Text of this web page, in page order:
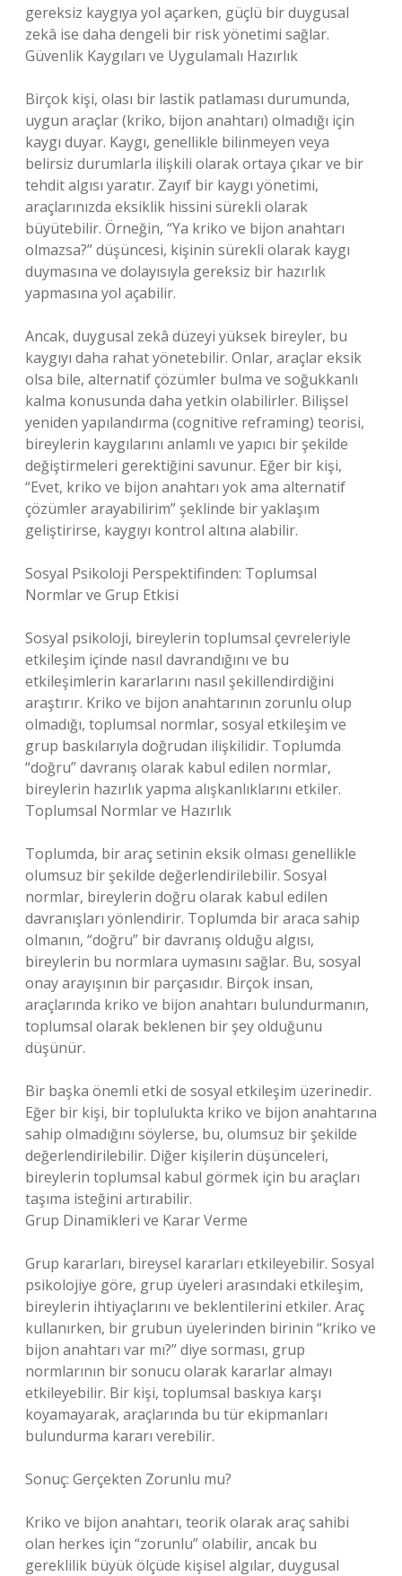
gereksiz kaygıya yol açarken, güçlü bir duygusal
zekâ ise daha dengeli bir risk yönetimi sağlar.
Güvenlik Kaygıları ve Uygulamalı Hazırlık
Birçok kişi, olası bir lastik patlaması durumunda,
uygun araçlar (kriko, bijon anahtarı) olmadığı için
kaygı duyar. Kaygı, genellikle bilinmeyen veya
belirsiz durumlarla ilişkili olarak ortaya çıkar ve bir
tehdit algısı yaratır. Zayıf bir kaygı yönetimi,
araçlarınızda eksiklik hissini sürekli olarak
büyütebilir. Örneğin, “Ya kriko ve bijon anahtarı
olmazsa?” düşüncesi, kişinin sürekli olarak kaygı
duymasına ve dolayısıyla gereksiz bir hazırlık
yapmasına yol açabilir.
Ancak, duygusal zekâ düzeyi yüksek bireyler, bu
kaygıyı daha rahat yönetebilir. Onlar, araçlar eksik
olsa bile, alternatif çözümler bulma ve soğukkanlı
kalma konusunda daha yetkin olabilirler. Bilişsel
yeniden yapılandırma (cognitive reframing) teorisi,
bireylerin kaygılarını anlamlı ve yapıcı bir şekilde
değiştirmeleri gerektiğini savunur. Eğer bir kişi,
“Evet, kriko ve bijon anahtarı yok ama alternatif
çözümler arayabilirim” şeklinde bir yaklaşım
geliştirirse, kaygıyı kontrol altına alabilir.
Sosyal Psikoloji Perspektifinden: Toplumsal
Normlar ve Grup Etkisi
Sosyal psikoloji, bireylerin toplumsal çevreleriyle
etkileşim içinde nasıl davrandığını ve bu
etkileşimlerin kararlarını nasıl şekillendirdiğini
araştırır. Kriko ve bijon anahtarının zorunlu olup
olmadığı, toplumsal normlar, sosyal etkileşim ve
grup baskılarıyla doğrudan ilişkilidir. Toplumda
“doğru” davranış olarak kabul edilen normlar,
bireylerin hazırlık yapma alışkanlıklarını etkiler.
Toplumsal Normlar ve Hazırlık
Toplumda, bir araç setinin eksik olması genellikle
olumsuz bir şekilde değerlendirilebilir. Sosyal
normlar, bireylerin doğru olarak kabul edilen
davranışları yönlendirir. Toplumda bir araca sahip
olmanın, “doğru” bir davranış olduğu algısı,
bireylerin bu normlara uymasını sağlar. Bu, sosyal
onay arayışının bir parçasıdır. Birçok insan,
araçlarında kriko ve bijon anahtarı bulundurmanın,
toplumsal olarak beklenen bir şey olduğunu
düşünür.
Bir başka önemli etki de sosyal etkileşim üzerinedir.
Eğer bir kişi, bir toplulukta kriko ve bijon anahtarına
sahip olmadığını söylerse, bu, olumsuz bir şekilde
değerlendirilebilir. Diğer kişilerin düşünceleri,
bireylerin toplumsal kabul görmek için bu araçları
taşıma isteğini artırabilir.
Grup Dinamikleri ve Karar Verme
Grup kararları, bireysel kararları etkileyebilir. Sosyal
psikolojiye göre, grup üyeleri arasındaki etkileşim,
bireylerin ihtiyaçlarını ve beklentilerini etkiler. Araç
kullanırken, bir grubun üyelerinden birinin “kriko ve
bijon anahtarı var mı?” diye sorması, grup
normlarının bir sonucu olarak kararlar almayı
etkileyebilir. Bir kişi, toplumsal baskıya karşı
koyamayarak, araçlarında bu tür ekipmanları
bulundurma kararı verebilir.
Sonuç: Gerçekten Zorunlu mu?
Kriko ve bijon anahtarı, teorik olarak araç sahibi
olan herkes için “zorunlu” olabilir, ancak bu
gereklilik büyük ölçüde kişisel algılar, duygusal